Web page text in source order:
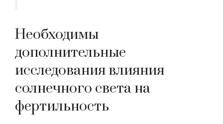
Необходимы
дополнительные
исследования влияния
солнечного света на
фертильность